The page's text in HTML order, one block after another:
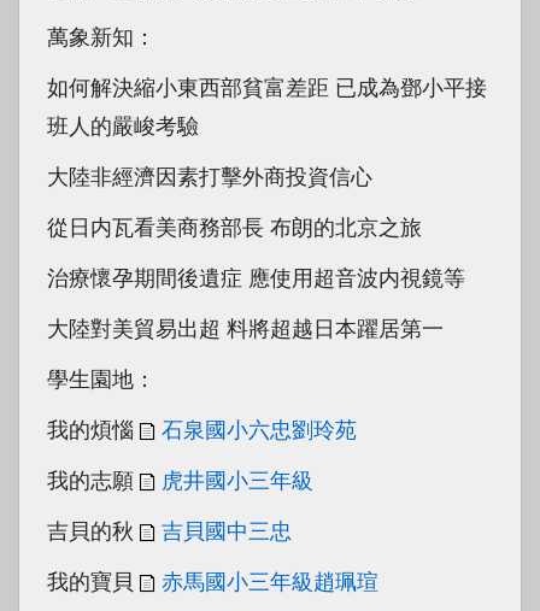
萬象新知：
如何解決縮小東西部貧富差距 已成為鄧小平接
班人的嚴峻考驗
大陸非經濟因素打擊外商投資信心
從日内瓦看美商務部長 布朗的北京之旅
治療懷孕期間後遺症 應使用超音波内視鏡等
大陸對美貿易出超 料將超越日本躍居第一
學生園地：
我的煩惱 石泉國小六忠劉玲苑
我的志願 虎井國小三年級
吉貝的秋 吉貝國中三忠
我的寶貝 赤馬國小三年級趙珮瑄